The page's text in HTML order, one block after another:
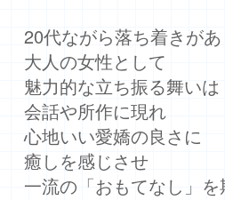
20代ながら落ち着きがあ
大人の女性として
魅力的な立ち振る舞いは
会話や所作に現れ
心地いい愛嬌の良さに
癒しを感じさせ
一流の「おもてなし」を